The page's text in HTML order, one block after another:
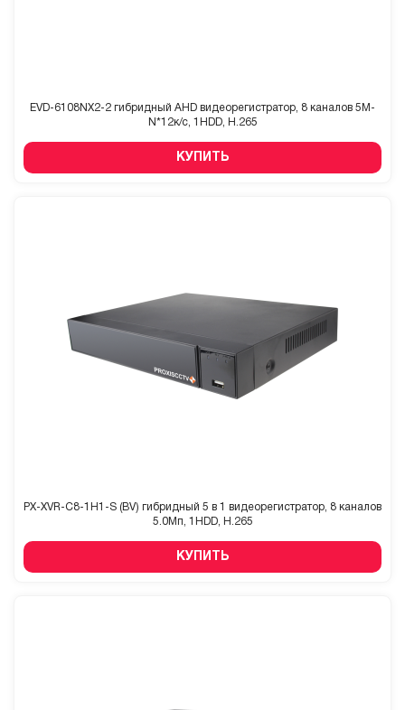
EVD-6108NX2-2 гибридный AHD видеорегистратор, 8 каналов 5M-
N*12к/с, 1HDD, H.265
КУПИТЬ
PX-XVR-C8-1H1-S (BV) гибридный 5 в 1 видеорегистратор, 8 каналов
5.0Мп, 1HDD, H.265
КУПИТЬ